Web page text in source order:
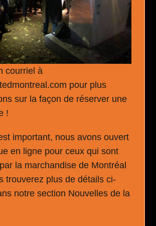
courriel à
pour plus
sur la façon de réserver une
!
important, nous avons ouvert
en ligne pour ceux qui sont
la marchandise de Montréal
trouverez plus de détails ci-
notre section Nouvelles de la